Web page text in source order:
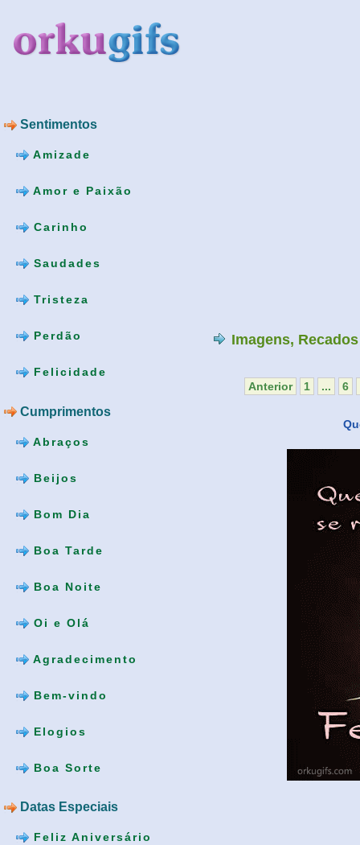
Sentimentos
Amizade
Amor e Paixão
Carinho
Saudades
Tristeza
Perdão
Felicidade
Cumprimentos
Abraços
Beijos
Bom Dia
Boa Tarde
Boa Noite
Oi e Olá
Agradecimento
Bem-vindo
Elogios
Boa Sorte
Datas Especiais
Feliz Aniversário
Imagens,
Anterior 1 ... 6